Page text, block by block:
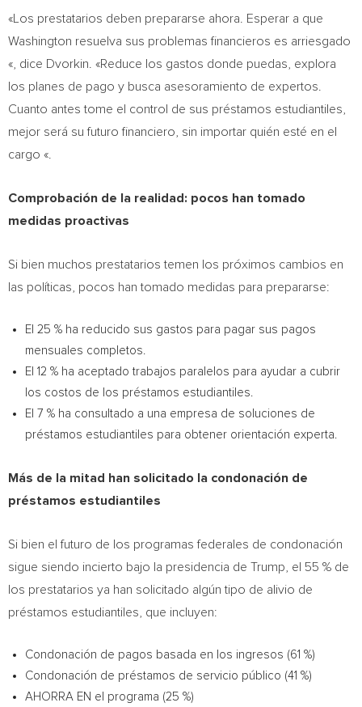
«Los prestatarios deben prepararse ahora. Esperar a que
Washington resuelva sus problemas financieros es arriesgado
«, dice Dvorkin. «Reduce los gastos donde puedas, explora
los planes de pago y busca asesoramiento de expertos.
Cuanto antes tome el control de sus préstamos estudiantiles,
mejor será su futuro financiero, sin importar quién esté en el
cargo «.
Comprobación de la realidad: pocos han tomado
medidas proactivas
Si bien muchos prestatarios temen los próximos cambios en
las políticas, pocos han tomado medidas para prepararse:
El 25 % ha reducido sus gastos para pagar sus pagos
mensuales completos.
El 12 % ha aceptado trabajos paralelos para ayudar a cubrir
los costos de los préstamos estudiantiles.
El 7 % ha consultado a una empresa de soluciones de
préstamos estudiantiles para obtener orientación experta.
Más de la mitad han solicitado la condonación de
préstamos estudiantiles
Si bien el futuro de los programas federales de condonación
sigue siendo incierto bajo la presidencia de Trump, el 55 % de
los prestatarios ya han solicitado algún tipo de alivio de
préstamos estudiantiles, que incluyen:
Condonación de pagos basada en los ingresos (61 %)
Condonación de préstamos de servicio público (41 %)
AHORRA EN el programa (25 %)